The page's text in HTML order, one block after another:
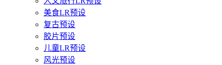
美食LR预设
复古预设
胶片预设
儿童LR预设
风光预设